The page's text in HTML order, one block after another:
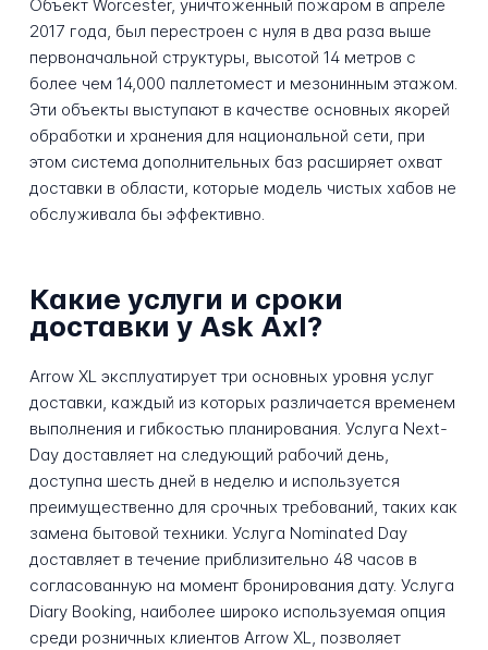
Объект Worcester, уничтоженный пожаром в апреле
2017 года, был перестроен с нуля в два раза выше
первоначальной структуры, высотой 14 метров с
более чем 14,000 паллетомест и мезонинным этажом.
Эти объекты выступают в качестве основных якорей
обработки и хранения для национальной сети, при
этом система дополнительных баз расширяет охват
доставки в области, которые модель чистых хабов не
обслуживала бы эффективно.
Какие услуги и сроки
доставки у Ask Axl?
Arrow XL эксплуатирует три основных уровня услуг
доставки, каждый из которых различается временем
выполнения и гибкостью планирования. Услуга Next-
Day доставляет на следующий рабочий день,
доступна шесть дней в неделю и используется
преимущественно для срочных требований, таких как
замена бытовой техники. Услуга Nominated Day
доставляет в течение приблизительно 48 часов в
согласованную на момент бронирования дату. Услуга
Diary Booking, наиболее широко используемая опция
среди розничных клиентов Arrow XL, позволяет